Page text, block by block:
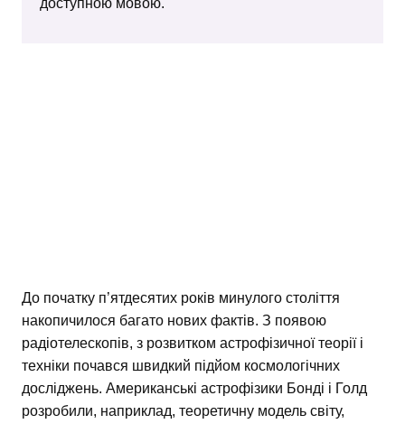
До початку п’ятдесятих років минулого століття
накопичилося багато нових фактів. З появою
радіотелескопів, з розвитком астрофізичної теорії і
техніки почався швидкий підйом космологічних
досліджень. Американські астрофізики Бонді і Голд
розробили, наприклад, теоретичну модель світу,